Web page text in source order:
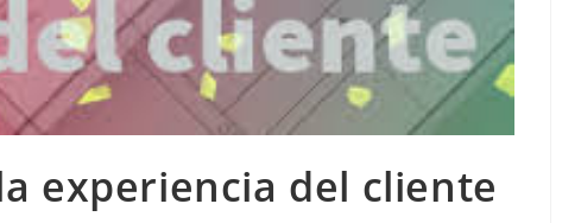
experiencia del cliente